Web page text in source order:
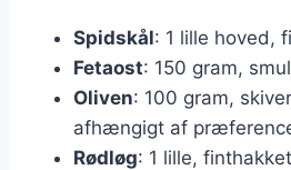
Spidskål: 1 lille hoved,
Fetaost: 150 gram,
Oliven: 100 gram,
afhængigt af
Rødløg: 1 lille,